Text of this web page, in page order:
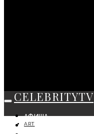
CELEBRITYTV
АФИША
СОБЫТИЯ
ART